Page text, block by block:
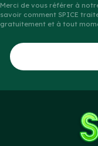
Merci de vous référer à
savoir comment SPICE
gratuitement et à tout